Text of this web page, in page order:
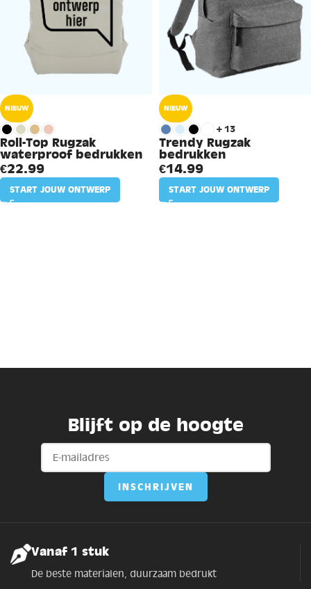
NIEUW
Roll-Top Rugzak
waterproof bedrukken
€22.99
START JOUW ONTWERP
NIEUW
+13
Trendy Rugzak
bedrukken
€14.99
START JOUW ONTWERP
Blijft op de hoogte
Vanaf 1 stuk
De beste materialen, duurzaam bedrukt